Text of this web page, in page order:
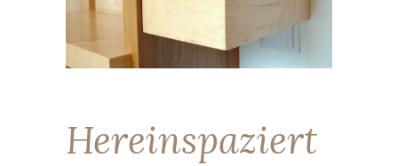
Hereinspaziert